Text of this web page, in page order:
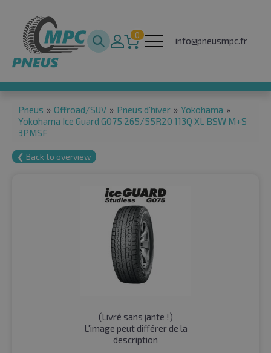
0
info@pneusmpc.fr
Pneus » Offroad/SUV » Pneus d'hiver » Yokohama »
Yokohama Ice Guard G075 265/55R20 113Q XL BSW M+S
3PMSF
❮ Back to overview
(Livré sans jante !)
L'image peut différer de la
description